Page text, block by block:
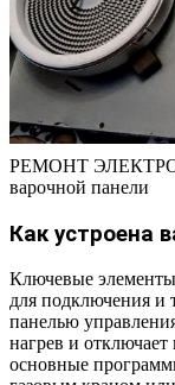
РЕМОНТ
варочной панели
Как устроена
Ключевые
для подключения и
панелью
нагрев и
основные